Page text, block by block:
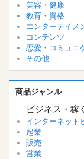
美容・健康
教育・資格
エンターテイメ
コンテンツ
恋愛・コミュニ
その他
商品ジャンル
ビジネス・稼
インターネット
起業
販売
営業